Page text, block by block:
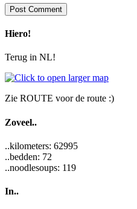
Hiero!
Terug in NL!
Zie ROUTE voor de route :)
Zoveel..
..kilometers: 62995
..bedden: 72
..noodlesoups: 119
In..